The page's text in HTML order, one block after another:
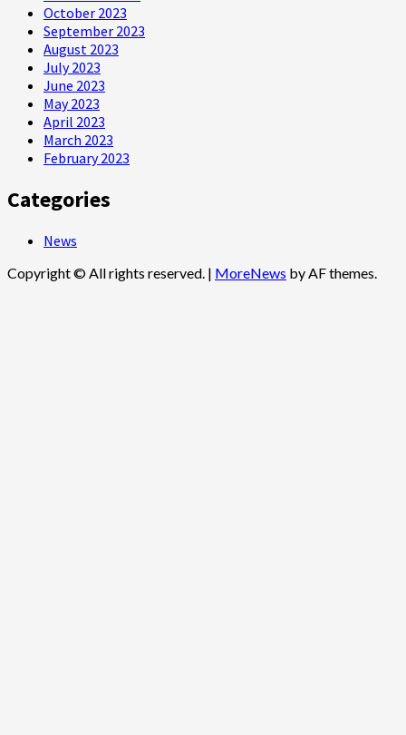
October 2023
September 2023
August 2023
July 2023
June 2023
May 2023
April 2023
March 2023
February 2023
Categories
News
Copyright © All rights reserved. | MoreNews by AF themes.